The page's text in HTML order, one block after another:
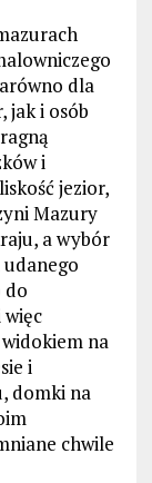
dla
jak i osób
i
jezior,
Mazury
a wybór
do
na
i
domki na
chwile